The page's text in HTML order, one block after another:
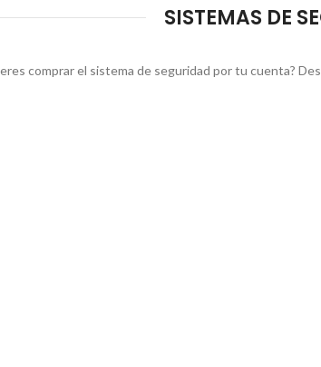
SISTEMAS DE
comprar el sistema de seguridad por tu cuenta?